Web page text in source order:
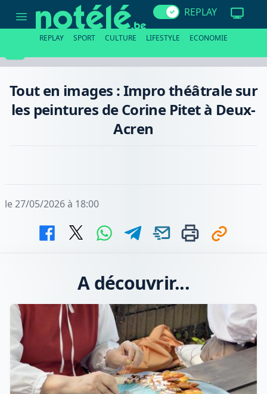
images
sur
REPLAY
REPLAY SPORT CULTURE LIFESTYLE ECONOMIE
Tout en images : Impro théâtrale sur
les peintures de Corine Pitet à Deux-
Acren
le 27/05/2026 à 18:00
A découvrir...